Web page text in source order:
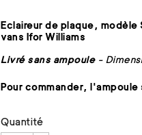
Eclaireur de plaque, modèle
vans Ifor Williams
Livré sans ampoule-
Pour commander, l'ampoule
Quantité